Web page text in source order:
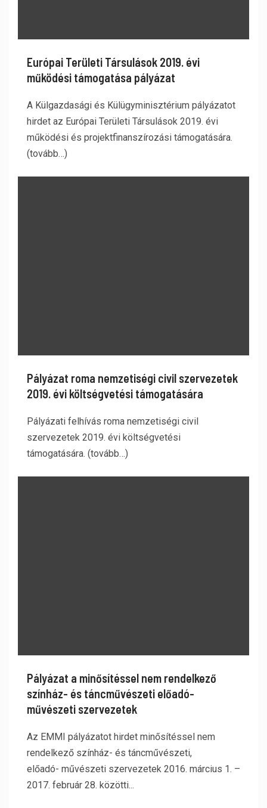
Európai Területi Társulások 2019. évi
működési támogatása pályázat
A Külgazdasági és Külügyminisztérium pályázatot
hirdet az Európai Területi Társulások 2019. évi
működési és projektfinanszírozási támogatására.
(tovább…)
Pályázat roma nemzetiségi civil szervezetek
2019. évi költségvetési támogatására
Pályázati felhívás roma nemzetiségi civil
szervezetek 2019. évi költségvetési
támogatására. (tovább…)
Pályázat a minősítéssel nem rendelkező
színház- és táncművészeti előadó-
művészeti szervezetek
Az EMMI pályázatot hirdet minősítéssel nem
rendelkező színház- és táncművészeti,
előadó- művészeti szervezetek 2016. március 1. –
2017. február 28. közötti...